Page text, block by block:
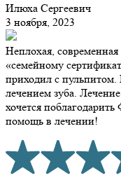
Илюха Сергеевич
3 ноября, 2023
Неплохая,
«семейному
приходил с
лечением зуба.
хочется
помощь в лечении!